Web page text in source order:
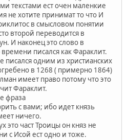
текстами ест очен маленкие
не хотите принимат то что И
в смысловом понятии
второй переводится в
И наконец это слово в
писался как Фараклит.
писался одним из христианских
в 1268 ( примерно 1864)
имеет право потому что это
Фараклит.
фраза
с вами; ибо идет князь
ничего.
это част Троицы он княз не
с Исой ест одно и тоже.